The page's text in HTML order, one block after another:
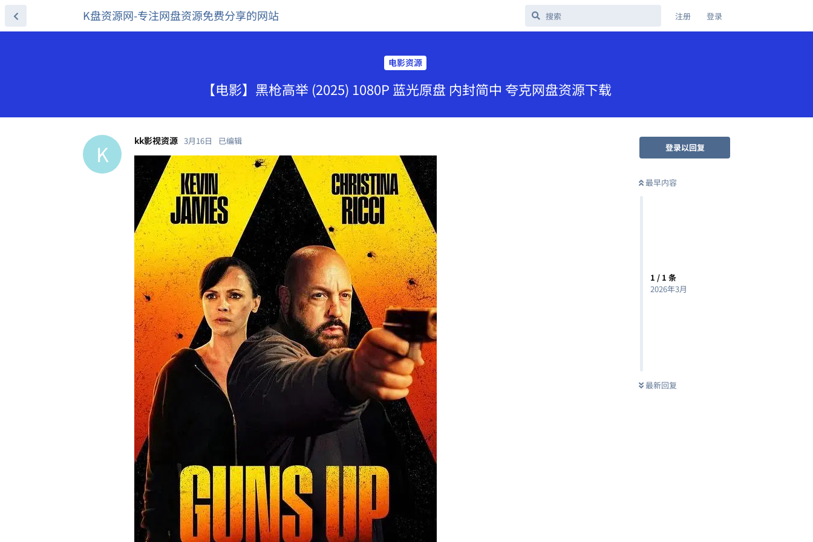
K盘资源网-专注网盘资源免费分享的网站 注册 登录
电影资源
【电影】黑枪高举 (2025) 1080P 蓝光原盘 内封简中 夸克网盘资源下载
登录以回复
最早内容
1 / 1 条
2026年3月
最新回复
K kk影视资源 3月16日 已编辑